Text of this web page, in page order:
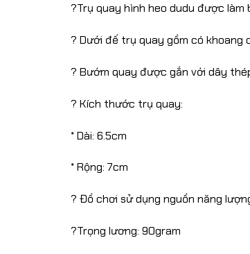
?Trụ quay hình heo dudu được làm
? Dưới đế trụ quay gồm có
? Bướm quay được gắn với dây
? Kích thước trụ quay:
* Dài: 6.5cm
* Rộng: 7cm
? Đồ chơi sử dụng nguồn năng
?Trọng lương: 90gram